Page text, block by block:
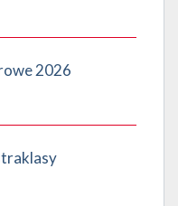
2026